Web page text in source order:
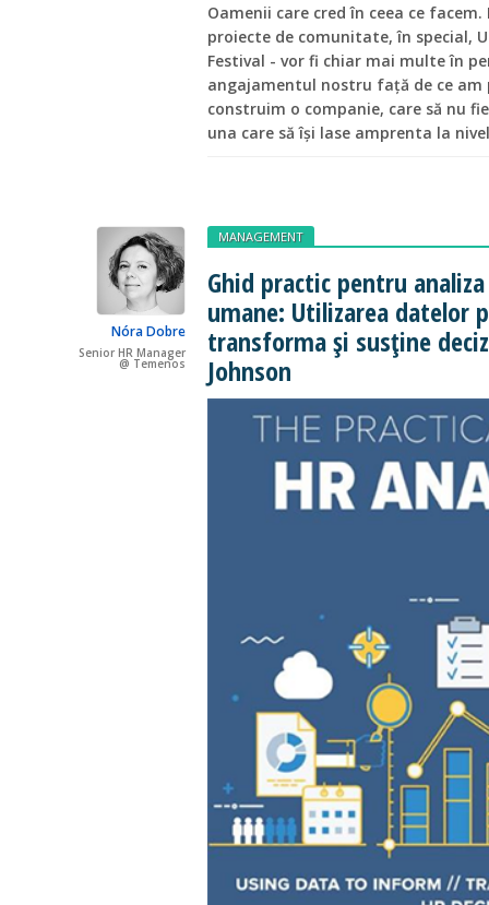
Oamenii care cred în ceea ce
proiecte de comunitate, în special,
Festival - vor fi chiar mai multe în
angajamentul nostru față de ce am
construim o companie, care să nu
una care să își lase amprenta la
Nóra Dobre
Senior HR Manager
@ Temenos
MANAGEMENT
Ghid practic pentru
umane: Utilizarea datelor
transforma și susține
Johnson